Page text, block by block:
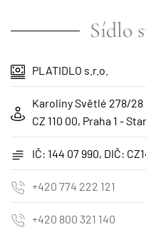
Sídlo
PLATIDLO s.r.o.
Karoliny Světlé 278/28
CZ 110 00, Praha 1 -
IČ: 144 07 990, DIČ:
+420 774 222 121
+420 800 321 140